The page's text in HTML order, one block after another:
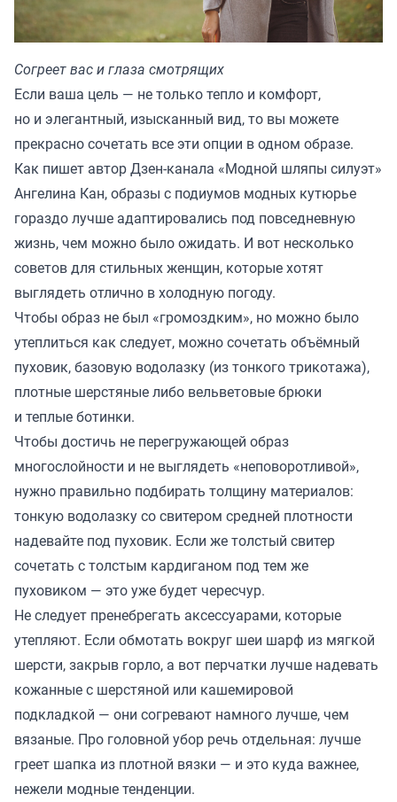
Согреет вас и глаза смотрящих
Если ваша цель — не только тепло и комфорт,
но и элегантный, изысканный вид, то вы можете
прекрасно сочетать все эти опции в одном образе.
Как пишет автор Дзен-канала «Модной шляпы силуэт»
Ангелина Кан, образы с подиумов модных кутюрье
гораздо лучше адаптировались под повседневную
жизнь, чем можно было ожидать. И вот несколько
советов для стильных женщин, которые хотят
выглядеть отлично в холодную погоду.
Чтобы образ не был «громоздким», но можно было
утеплиться как следует, можно сочетать объёмный
пуховик, базовую водолазку (из тонкого трикотажа),
плотные шерстяные либо вельветовые брюки
и теплые ботинки.
Чтобы достичь не перегружающей образ
многослойности и не выглядеть «неповоротливой»,
нужно правильно подбирать толщину материалов:
тонкую водолазку со свитером средней плотности
надевайте под пуховик. Если же толстый свитер
сочетать с толстым кардиганом под тем же
пуховиком — это уже будет чересчур.
Не следует пренебрегать аксессуарами, которые
утепляют. Если обмотать вокруг шеи шарф из мягкой
шерсти, закрыв горло, а вот перчатки лучше надевать
кожанные с шерстяной или кашемировой
подкладкой — они согревают намного лучше, чем
вязаные. Про головной убор речь отдельная: лучше
греет шапка из плотной вязки — и это куда важнее,
нежели модные тенденции.